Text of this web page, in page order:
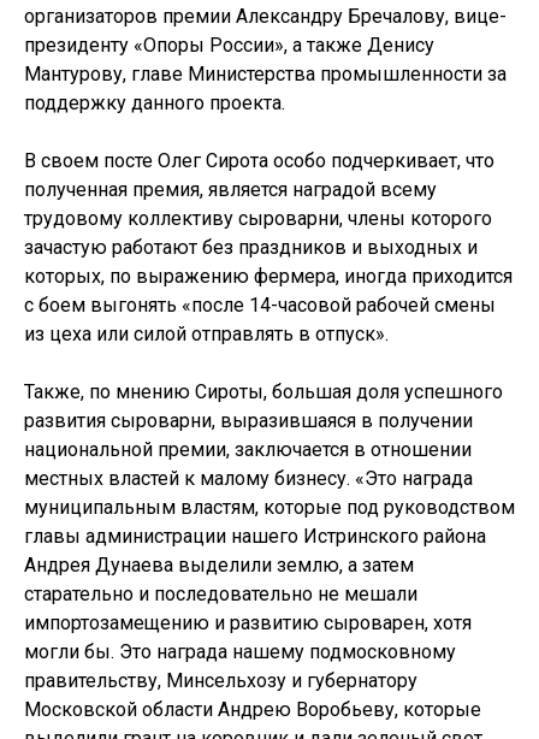
организаторов премии Александру Бречалову, вице-
президенту «Опоры России», а также Денису
Мантурову, главе Министерства промышленности за
поддержку данного проекта.
В своем посте Олег Сирота особо подчеркивает, что
полученная премия, является наградой всему
трудовому коллективу сыроварни, члены которого
зачастую работают без праздников и выходных и
которых, по выражению фермера, иногда приходится
с боем выгонять «после 14-часовой рабочей смены
из цеха или силой отправлять в отпуск».
Также, по мнению Сироты, большая доля успешного
развития сыроварни, выразившаяся в получении
национальной премии, заключается в отношении
местных властей к малому бизнесу. «Это награда
муниципальным властям, которые под руководством
главы администрации нашего Истринского района
Андрея Дунаева выделили землю, а затем
старательно и последовательно не мешали
импортозамещению и развитию сыроварен, хотя
могли бы. Это награда нашему подмосковному
правительству, Минсельхозу и губернатору
Московской области Андрею Воробьеву, которые